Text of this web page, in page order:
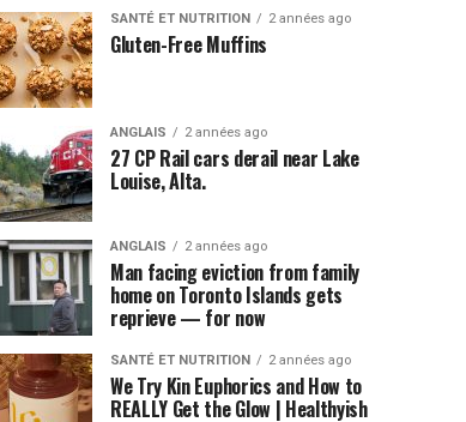
SANTÉ ET NUTRITION 2 années ago
Gluten-Free Muffins
ANGLAIS 2 années ago
27 CP Rail cars derail near Lake
Louise, Alta.
ANGLAIS 2 années ago
Man facing eviction from family
home on Toronto Islands gets
reprieve — for now
SANTÉ ET NUTRITION 2 années ago
We Try Kin Euphorics and How to
REALLY Get the Glow | Healthyish